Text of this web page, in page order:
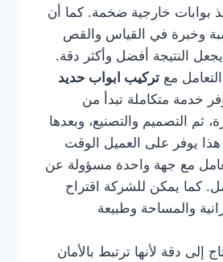
بوابات خارجية ضخمة. كما أن
وخبرة في القياس والقص
النتيجة أفضل وأكثر دقة.
مع تركيب ابواب حديد
خدمة متكاملة تبدأ من
ثم التصميم والتصنيع، وبعدها
هذا يوفر على العميل الوقت
مع جهة واحدة مسؤولة عن
كما يمكن للشركة اقتراح
والمساحة وطبيعة
إلى دقة لأنها ترتبط بالأمان